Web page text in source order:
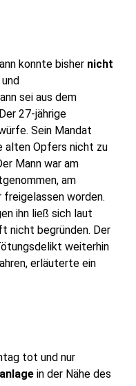
konnte bisher nicht
sei aus dem
27-jährige
Sein Mandat
alten Opfers nicht zu
Mann war am
am
freigelassen worden.
ihn ließ sich laut
nicht begründen. Der
weiterhin
erläuterte ein
tot und nur
in der Nähe des